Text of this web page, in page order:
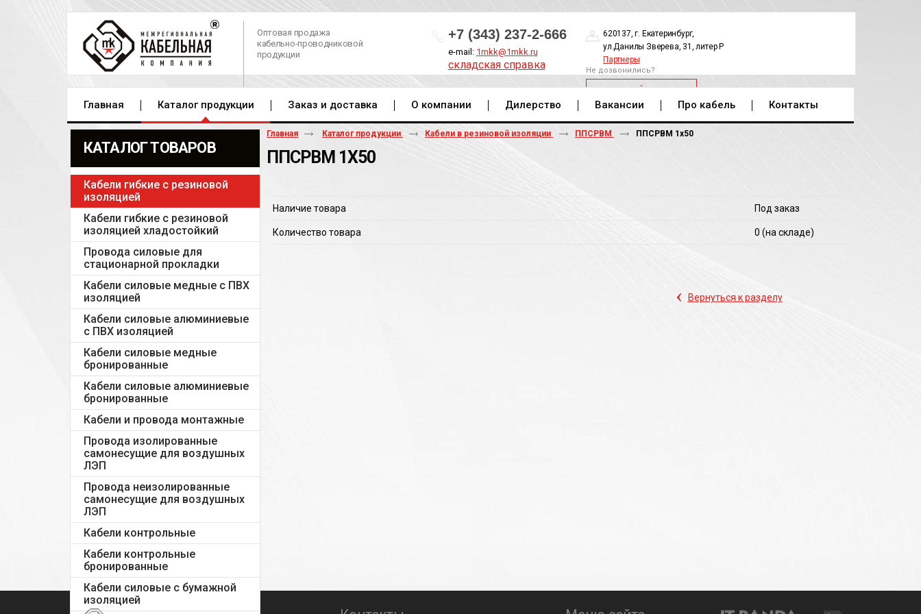
Оптовая продажа
кабельно-проводниковой
продукции
+7 (343) 237-2-666
e-mail: 1mkk@1mkk.ru
складская справка
620137, г. Екатеринбург,
ул.Данилы Зверева, 31, литер Р
Партнеры
Не дозвонились?
ОБРАТНЫЙ ЗВОНОК
Главная Каталог продукции Заказ и доставка О компании Дилерство Вакансии Про кабель Контакты
КАТАЛОГ ТОВАРОВ
Кабели гибкие с резиновой
изоляцией
Кабели гибкие с резиновой
изоляцией хладостойкий
Провода силовые для
стационарной прокладки
Кабели силовые медные с ПВХ
изоляцией
Кабели силовые алюминиевые
с ПВХ изоляцией
Кабели силовые медные
бронированные
Кабели силовые алюминиевые
бронированные
Кабели и провода монтажные
Провода изолированные
самонесущие для воздушных
ЛЭП
Провода неизолированные
самонесущие для воздушных
ЛЭП
Кабели контрольные
Кабели контрольные
бронированные
Кабели силовые с бумажной
изоляцией
Главная Каталог продукции Кабели в резиновой изоляции ППСРВМ ППСРВМ 1х50
ППСРВМ 1Х50
Наличие товара Под заказ
Количество товара 0 (на складе)
‹ Вернуться к разделу